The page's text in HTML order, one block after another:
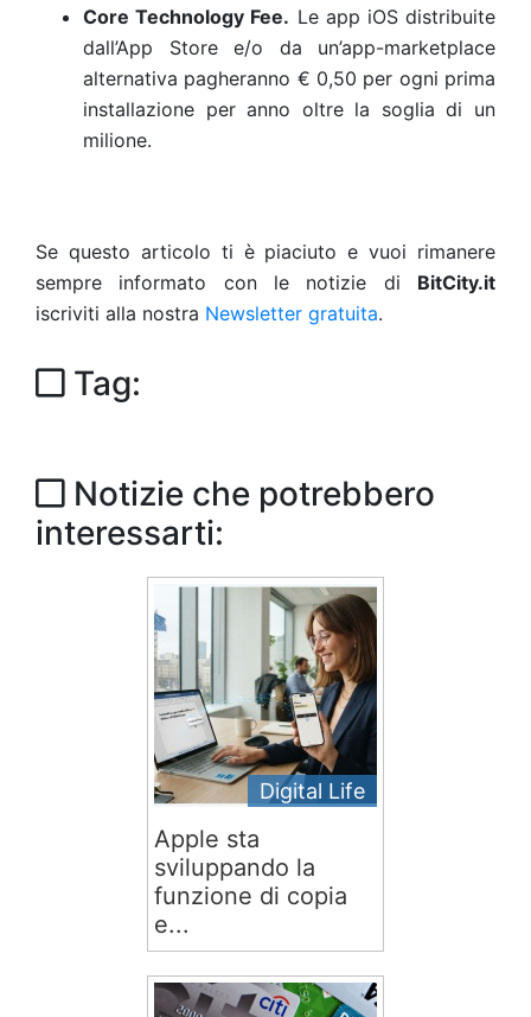
Core Technology Fee. Le app iOS distribuite
dall’App Store e/o da un’app-marketplace
alternativa pagheranno € 0,50 per ogni prima
installazione per anno oltre la soglia di un
milione.
Se questo articolo ti è piaciuto e vuoi rimanere
sempre informato con le notizie di BitCity.it
iscriviti alla nostra Newsletter gratuita.
Tag:
Notizie che potrebbero
interessarti:
Digital Life
Apple sta
sviluppando la
funzione di copia
e...